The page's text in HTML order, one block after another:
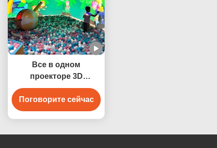
Все в одном
проекторе 3D
интерактивный видео
Стены Стреш-Болл
Проекция
Поговорите сейчас